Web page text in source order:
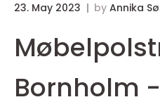
23. May 2023 by Annika
Bornholm -